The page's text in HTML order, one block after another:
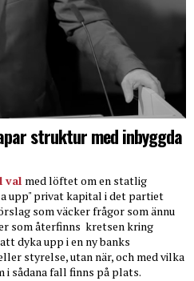
struktur med inbyggda
val med löftet om en statlig
upp" privat kapital i det partiet
som väcker frågor som ännu
som återfinns kretsen kring
dyka upp i en ny banks
styrelse, utan när, och med vilka
i sådana fall finns på plats.